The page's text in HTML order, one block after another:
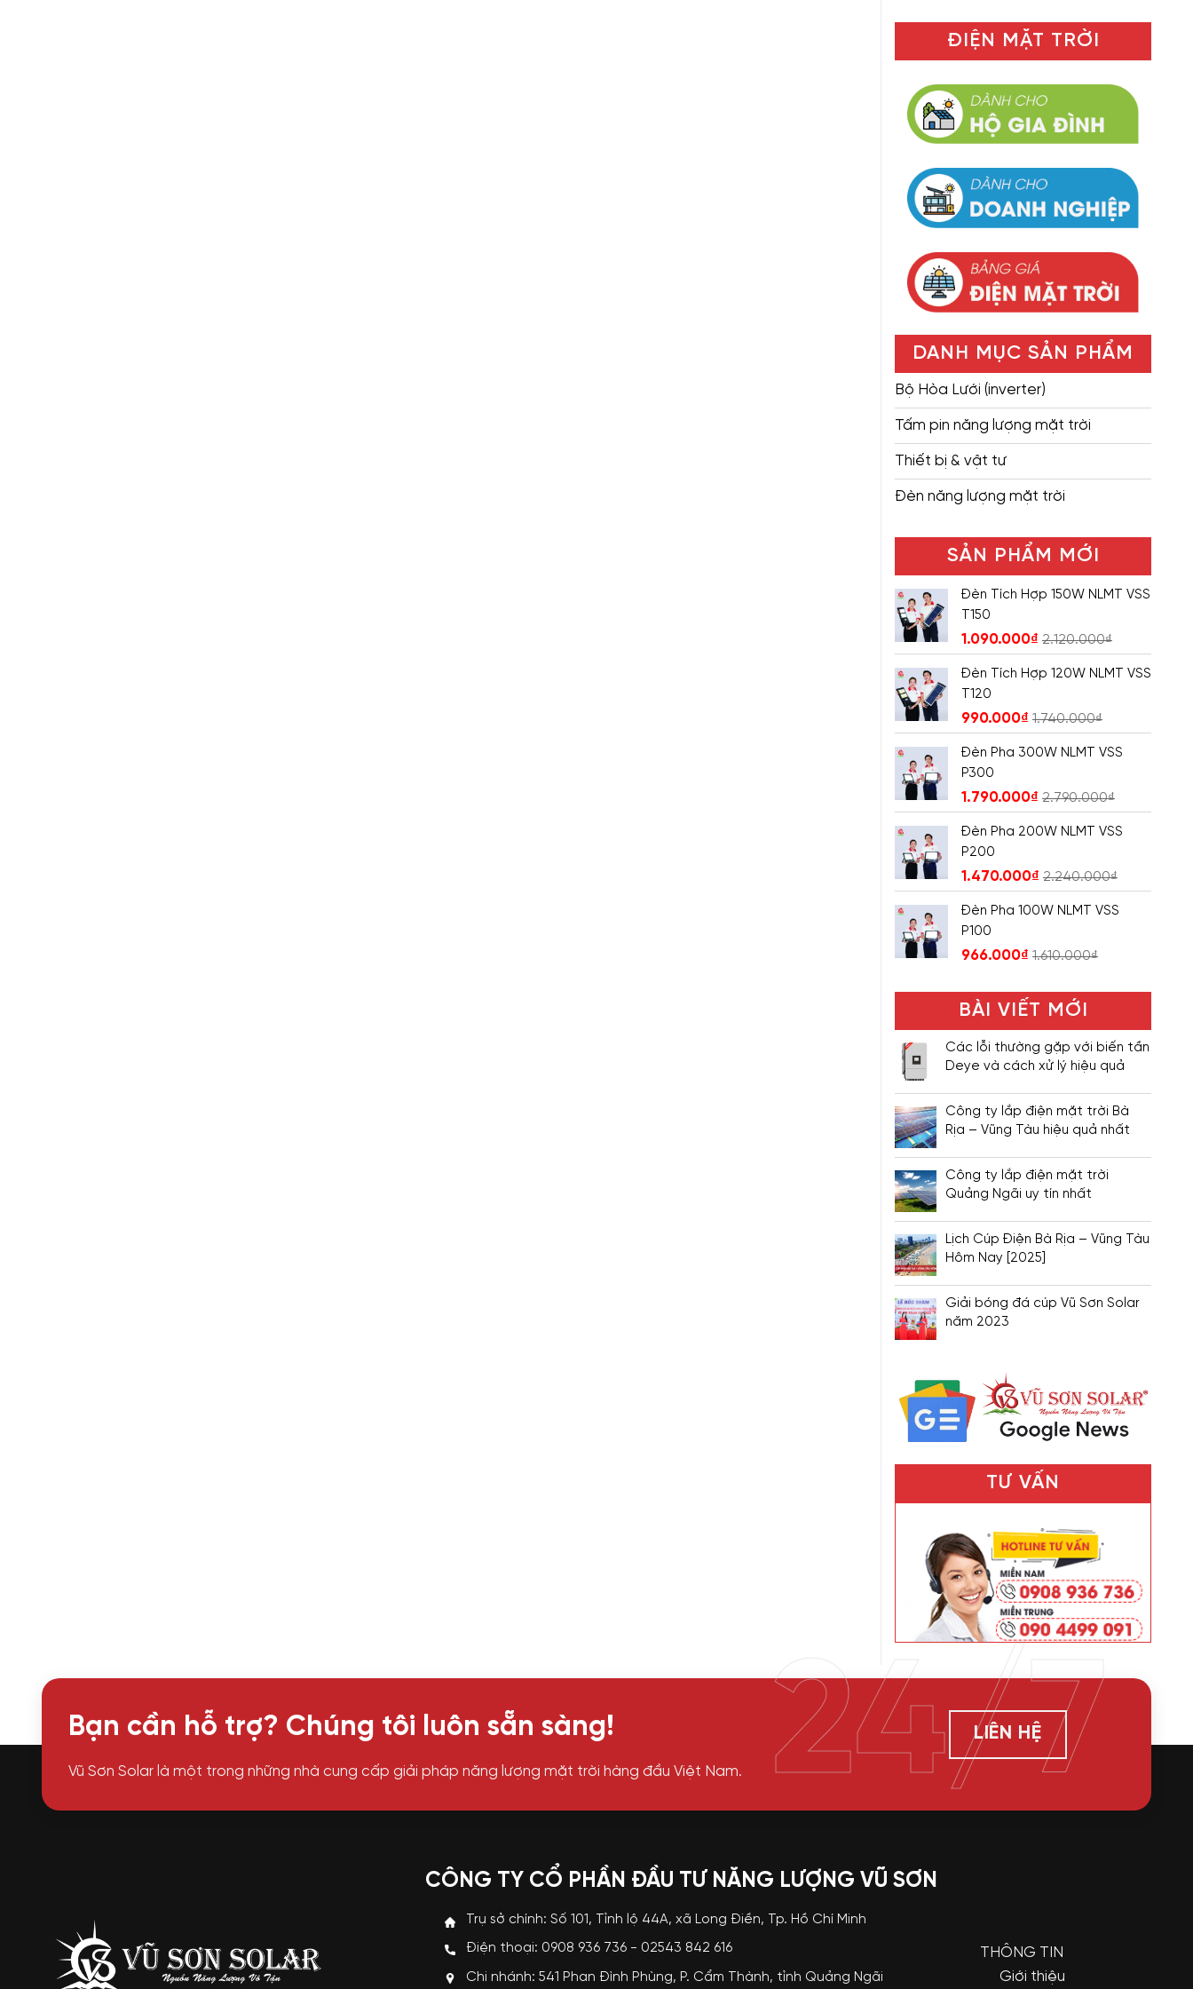
ĐIỆN MẶT TRỜI
DANH MỤC SẢN PHẨM
Bộ Hòa Lưới (inverter)
Tấm pin năng lượng mặt trời
Thiết bị & vật tư
Đèn năng lượng mặt trời
SẢN PHẨM MỚI
Đèn Tích Hợp 150W NLMT VSS
T150
1.090.000₫ 2.120.000₫
Đèn Tích Hợp 120W NLMT VSS
T120
990.000₫ 1.740.000₫
Đèn Pha 300W NLMT VSS
P300
1.790.000₫ 2.790.000₫
Đèn Pha 200W NLMT VSS
P200
1.470.000₫ 2.240.000₫
Đèn Pha 100W NLMT VSS
P100
966.000₫ 1.610.000₫
BÀI VIẾT MỚI
Các lỗi thường gặp với biến tần
Deye và cách xử lý hiệu quả
Công ty lắp điện mặt trời Bà
Rịa – Vũng Tàu hiệu quả nhất
Công ty lắp điện mặt trời
Quảng Ngãi uy tín nhất
Lịch Cúp Điện Bà Rịa – Vũng Tàu
Hôm Nay [2025]
Giải bóng đá cúp Vũ Sơn Solar
năm 2023
TƯ VẤN
Bạn cần hỗ trợ? Chúng tôi luôn sẵn sàng!
Vũ Sơn Solar là một trong những nhà cung cấp giải pháp năng lượng mặt trời hàng đầu Việt Nam.
LIÊN HỆ
24/7
CÔNG TY CỔ PHẦN ĐẦU TƯ NĂNG LƯỢNG VŨ SƠN
Trụ sở chính: Số 101, Tỉnh lộ 44A, xã Long Điền, Tp. Hồ Chí Minh
Điện thoại: 0908 936 736 - 02543 842 616
Chi nhánh: 541 Phan Đình Phùng, P. Cẩm Thành, tỉnh Quảng Ngãi
THÔNG TIN
Giới thiệu